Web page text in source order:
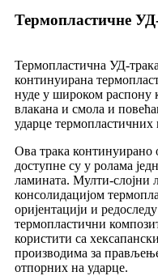
Термопластичне
Термопластична УД-
континуирана
нуде у широком распону
влакана и смола и
ударце
Ова трака континуирано
доступне су у ролама
ламината. Мулти-слојни
консолидацијом
оријентацији и
термопластични
користити са
производима за
отпорних на ударце.